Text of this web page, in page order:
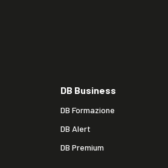
DB Business
DB Formazione
DB Alert
DB Premium